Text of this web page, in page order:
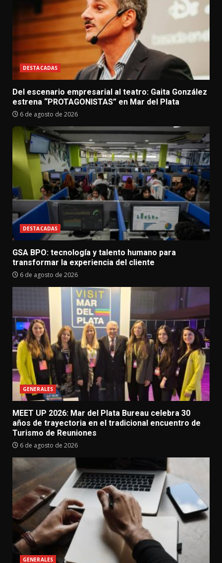
DESTACADAS
Del escenario empresarial al teatro: Gaita González
estrena “PROTAGONISTAS” en Mar del Plata
6 de agosto de 2026
DESTACADAS
GSA BPO: tecnología y talento humano para
transformar la experiencia del cliente
6 de agosto de 2026
GENERALES
MEET UP 2026: Mar del Plata Bureau celebra 30
años de trayectoria en el tradicional encuentro de
Turismo de Reuniones
6 de agosto de 2026
GENERALES